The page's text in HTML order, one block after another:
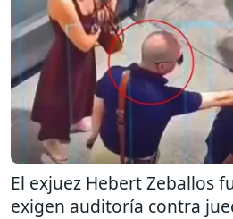
El exjuez Hebert Zeballos
exigen auditoría contra